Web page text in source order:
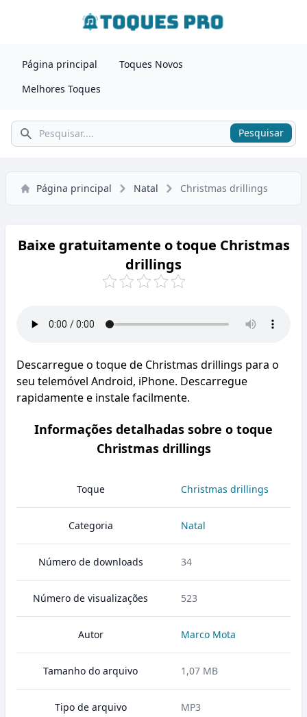
Página principal
Toques Novos
Melhores Toques
Pesquisar Pesquisar
Página principal Natal Christmas drillings
Baixe gratuitamente o toque Christmas
drillings
Descarregue o toque de Christmas drillings para o
seu telemóvel Android, iPhone. Descarregue
rapidamente e instale facilmente.
Informações detalhadas sobre o toque
Christmas drillings
Toque Christmas drillings
Categoria Natal
Número de downloads 34
Número de visualizações 523
Autor Marco Mota
Tamanho do arquivo 1,07 MB
Tipo de arquivo MP3